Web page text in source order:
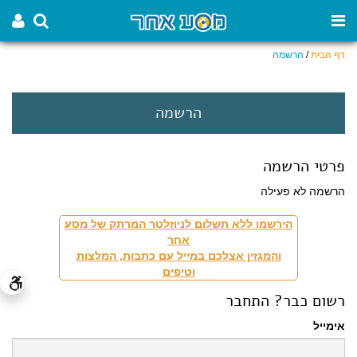
דף הבית/ הרשמה
הרשמה
פרטי הרשמה
הרשמה לא פעילה
הירשמו ללא תשלום לניוזלטר המרתק של מסע
אחר
והמגזין אצלכם במייל עם כתבות, המלצות
וטיפים
רשום כבר? התחבר
אימייל